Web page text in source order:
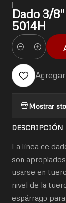
|
Dado 3/
5014H
Cantidad
Mostrar
DESCRIPCIÓN
La línea de
son
usarse en
nivel de la
espárrago